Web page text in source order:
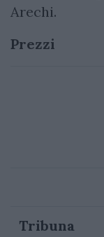
Arechi.
Prezzi
Tribuna